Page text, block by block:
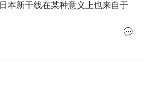
本新干线在某种意义上也来自于